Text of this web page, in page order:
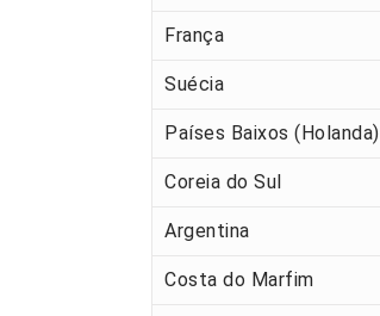
França
Suécia
Países Baixos (Holanda)
Coreia do Sul
Argentina
Costa do Marfim